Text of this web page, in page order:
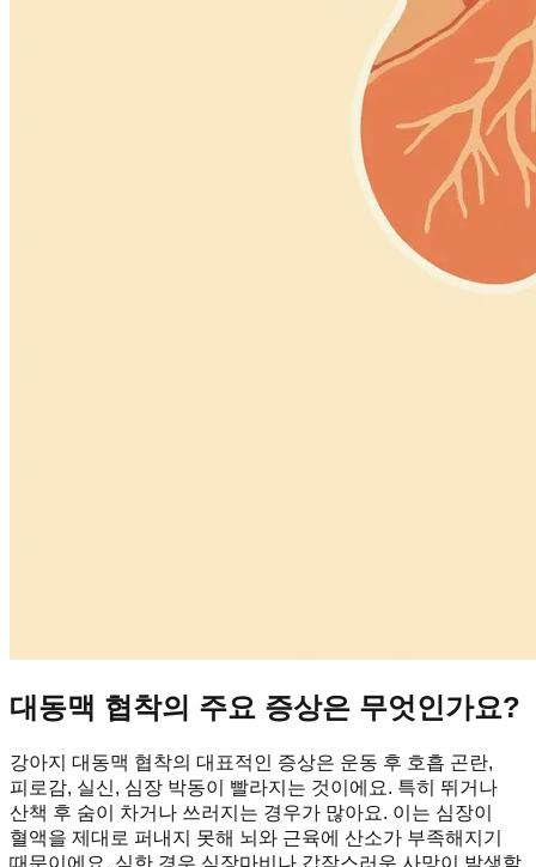
대동맥 협착의 주요 증상은 무엇인가요?
강아지 대동맥 협착의 대표적인 증상은 운동 후 호흡 곤란,
피로감, 실신, 심장 박동이 빨라지는 것이에요. 특히 뛰거나
산책 후 숨이 차거나 쓰러지는 경우가 많아요. 이는 심장이
혈액을 제대로 퍼내지 못해 뇌와 근육에 산소가 부족해지기